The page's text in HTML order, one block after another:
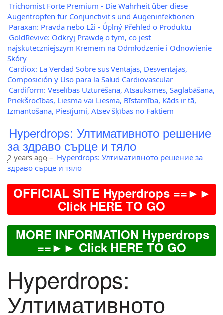
Trichomist Forte Premium - Die Wahrheit über diese
Augentropfen für Conjunctivitis und Augeninfektionen
Paraxan: Pravda nebo Lži - Úplný Přehled o Produktu
GoldRevive: Odkryj Prawdę o tym, co jest
najskuteczniejszym Kremem na Odmłodzenie i Odnowienie
Skóry
Cardiox: La Verdad Sobre sus Ventajas, Desventajas,
Composición y Uso para la Salud Cardiovascular
Cardiform: Veselības Uzturēšana, Atsauksmes, Saglabāšana,
Priekšrocības, Liesma vai Liesma, Bīstamība, Kāds ir tā,
Izmantošana, Piesījumi, Atsevišķības no Faktiem
Hyperdrops: Ултимативното решение
за здраво сърце и тяло
2 years ago – Hyperdrops: Ултимативното решение за
здраво сърце и тяло
OFFICIAL SITE Hyperdrops ==►►
Click HERE TO GO
MORE INFORMATION Hyperdrops
==►► Click HERE TO GO
Hyperdrops:
Ултимативното